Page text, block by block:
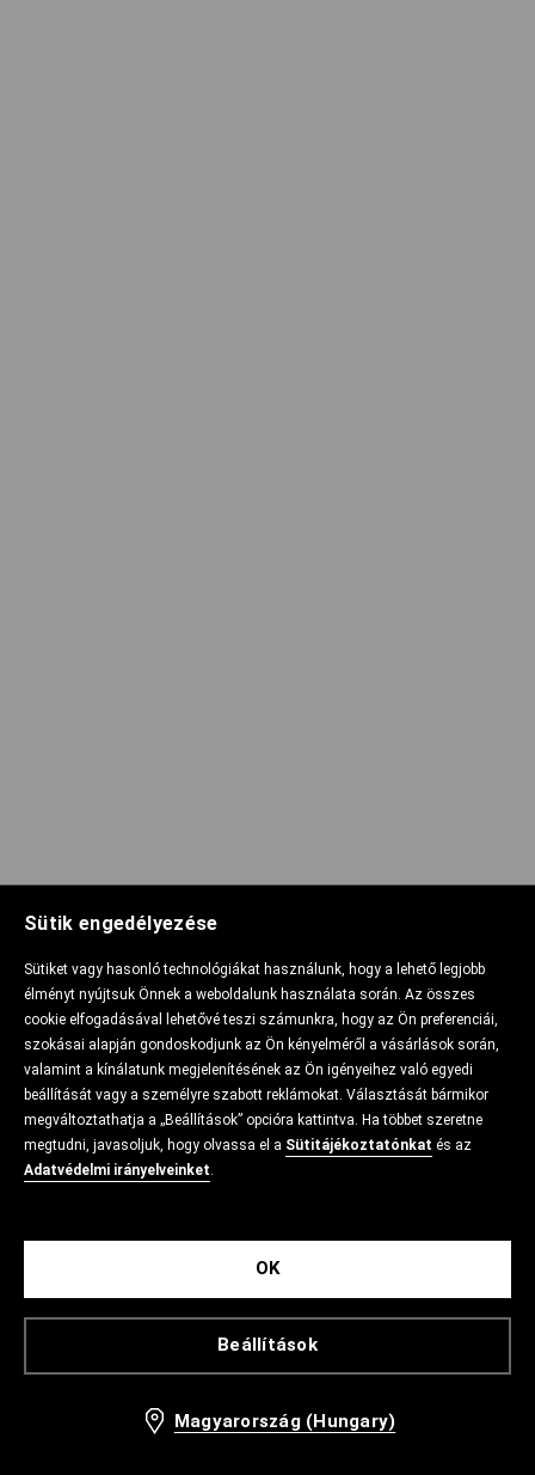
Sütik engedélyezése
Sütiket vagy hasonló technológiákat használunk, hogy a lehető legjobb
élményt nyújtsuk Önnek a weboldalunk használata során. Az összes
cookie elfogadásával lehetővé teszi számunkra, hogy az Ön preferenciái,
szokásai alapján gondoskodjunk az Ön kényelméről a vásárlások során,
valamint a kínálatunk megjelenítésének az Ön igényeihez való egyedi
beállítását vagy a személyre szabott reklámokat. Választását bármikor
megváltoztathatja a „Beállítások” opcióra kattintva. Ha többet szeretne
megtudni, javasoljuk, hogy olvassa el a Sütitájékoztatónkat és az
Adatvédelmi irányelveinket.
Beállítások
OK
Magyarország (Hungary)